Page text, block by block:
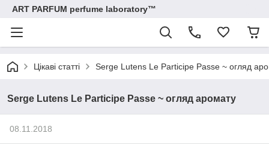
ART PARFUM perfume laboratory™
Цікаві статті Serge Lutens Le Participe Passe ~ огляд
Serge Lutens Le Participe Passe ~ огляд аромату
08.11.2018